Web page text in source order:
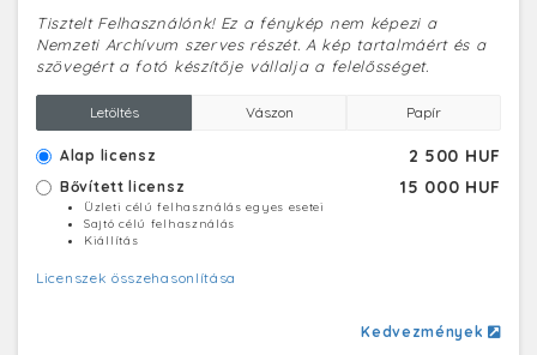
Tisztelt Felhasználónk! Ez a fénykép nem képezi a
Nemzeti Archívum szerves részét. A kép tartalmáért és a
szövegért a fotó készítője vállalja a felelősséget.
Letöltés Vászon Papír
Alap licensz 2 500 HUF
Bővített licensz 15 000 HUF
Üzleti célú felhasználás egyes esetei
Sajtó célú felhasználás
Kiállítás
Licenszek összehasonlítása
Kedvezmények